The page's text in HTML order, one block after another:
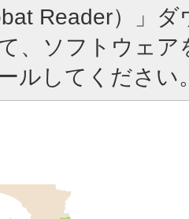
Reader）」
、ソフトウェア
ルしてください